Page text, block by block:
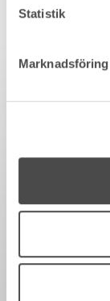
Statistik
Marknadsföring